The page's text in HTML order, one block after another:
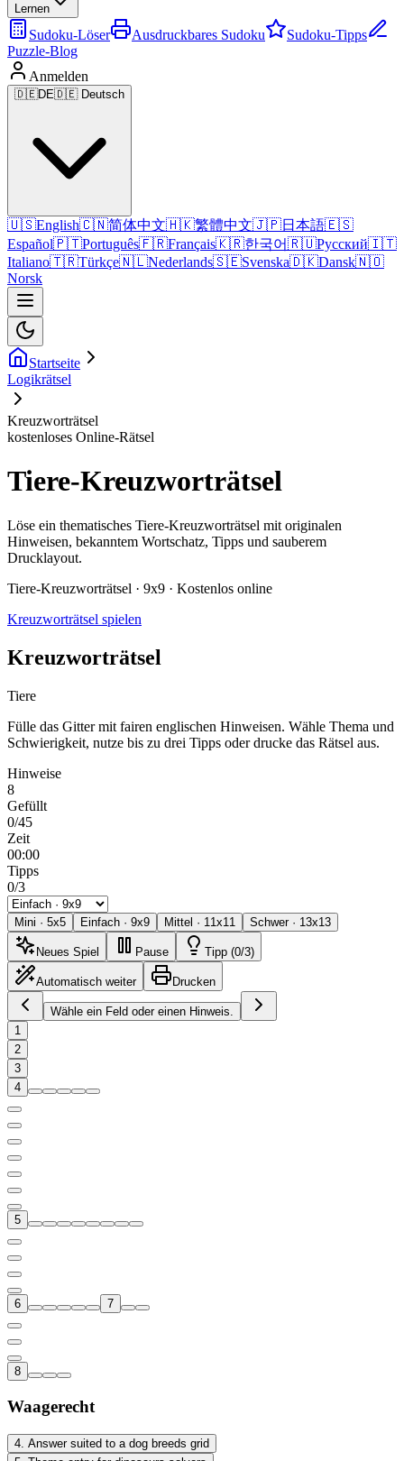
Lernen
Sudoku-Löser Ausdruckbares Sudoku
Sudoku-Tipps
Puzzle-Blog
Anmelden
🇩🇪DE🇩🇪 Deutsch
🇺🇸English🇨🇳简体中文🇭🇰繁體中文🇯🇵日本語🇪🇸
Español🇵🇹Português🇫🇷Français🇰🇷한국어🇷🇺Русский🇮🇹
Italiano🇹🇷Türkçe🇳🇱Nederlands🇸🇪Svenska🇩🇰Dansk🇳🇴
Norsk
Startseite
Logikrätsel
Kreuzworträtsel
kostenloses Online-Rätsel
Tiere-Kreuzworträtsel
Löse ein thematisches Tiere-Kreuzworträtsel mit originalen
Hinweisen, bekanntem Wortschatz, Tipps und sauberem
Drucklayout.
Tiere-Kreuzworträtsel · 9x9 · Kostenlos online
Kreuzworträtsel spielen
Kreuzworträtsel
Tiere
Fülle das Gitter mit fairen englischen Hinweisen. Wähle Thema und
Schwierigkeit, nutze bis zu drei Tipps oder drucke das Rätsel aus.
Hinweise
8
Gefüllt
0/45
Zeit
00:00
Tipps
0/3
Mini · 5x5 Einfach · 9x9 Mittel · 11x11 Schwer· 13x13
Neues Spiel Pause Tipp (0/3)
Automatisch weiter Drucken
Wähle ein Feld oder einen Hinweis.
1
2
3
4
5
6 7
8
Waagerecht
4. Answer suited to a dog breeds grid